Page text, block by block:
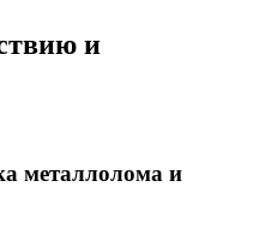
и
металлолома и